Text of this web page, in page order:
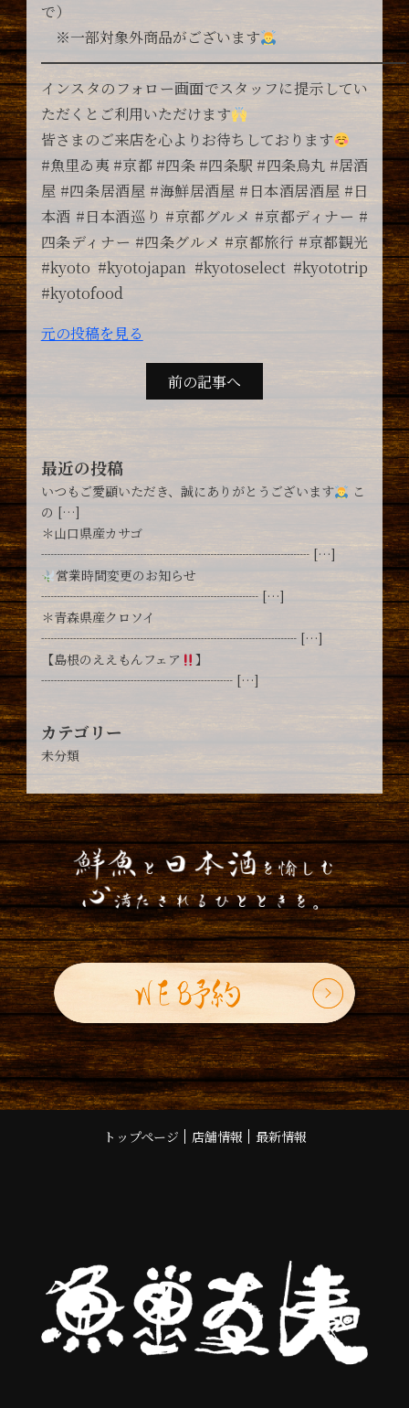
で）
※一部対象外商品がございます
━━━━━━━━━━━━━━━━━━━━━━━━━
インスタのフォロー画面でスタッフに提示してい
ただくとご利用いただけます
皆さまのご来店を心よりお待ちしております
#魚里ゐ夷 #京都 #四条 #四条駅 #四条烏丸 #居酒
屋 #四条居酒屋 #海鮮居酒屋 #日本酒居酒屋 #日
本酒 #日本酒巡り #京都グルメ #京都ディナー #
四条ディナー #四条グルメ #京都旅行 #京都観光
#kyoto #kyotojapan #kyotoselect #kyototrip
#kyotofood
元の投稿を見る
前の記事へ
最近の投稿
いつもご愛顧いただき、誠にありがとうございます
こ
の […]
＊山口県産カサゴ
┈┈┈┈┈┈┈┈┈┈┈┈┈┈┈┈┈┈┈┈┈ […]
営業時間変更のお知らせ
┈┈┈┈┈┈┈┈┈┈┈┈┈┈┈┈┈ […]
＊青森県産クロソイ
┈┈┈┈┈┈┈┈┈┈┈┈┈┈┈┈┈┈┈┈ […]
【島根のええもんフェア
】
┈┈┈┈┈┈┈┈┈┈┈┈┈┈┈ […]
カテゴリー
未分類
トップページ 店舗情報 最新情報